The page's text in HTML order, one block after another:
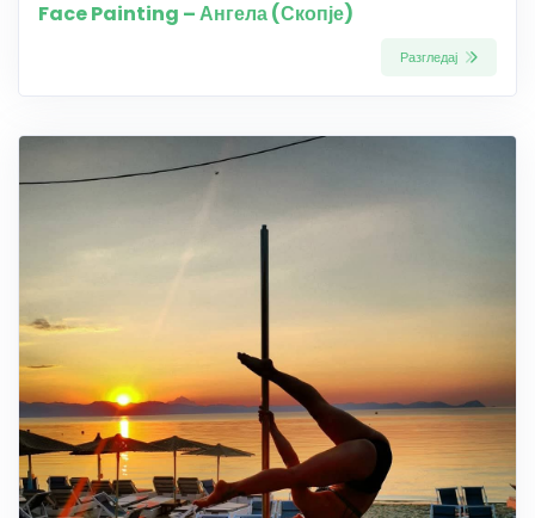
Face Painting – Ангела (Скопје)
Разгледај